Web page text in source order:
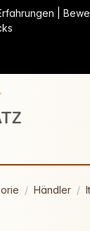
|
Händler